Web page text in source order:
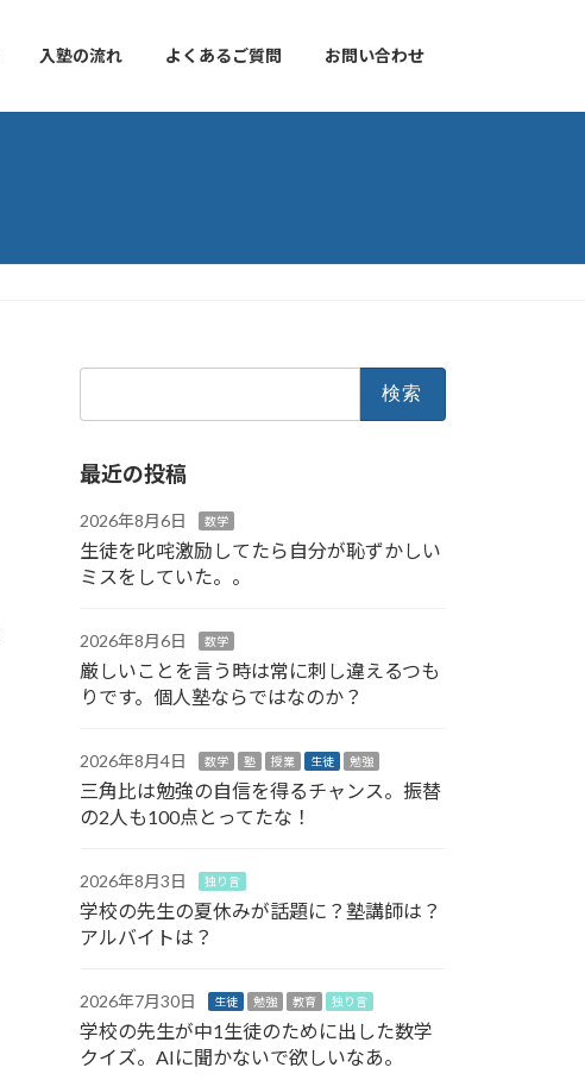
入塾の流れ よくあるご質問 お問い合わせ
最近の投稿
2026年8月6日 数学
生徒を叱咤激励してたら自分が恥ずかしい
ミスをしていた。。
2026年8月6日 数学
厳しいことを言う時は常に刺し違えるつも
りです。個人塾ならではなのか？
2026年8月4日 数学 塾 授業 生徒 勉強
三角比は勉強の自信を得るチャンス。振替
の2人も100点とってたな！
2026年8月3日 独り言
学校の先生の夏休みが話題に？塾講師は？
アルバイトは？
2026年7月30日 生徒 勉強 教育 独り言
学校の先生が中1生徒のために出した数学
クイズ。AIに聞かないで欲しいなあ。